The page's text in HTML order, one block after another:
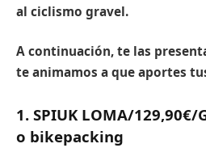
al ciclismo gravel.
A continuación, te las
te animamos a que aportes
1. SPIUK LOMA/
o bikepacking